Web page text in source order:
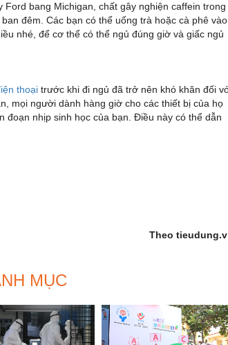
Ford bang Michigan, chất gây nghiện caffein trong
đêm. Các bạn có thể uống trà hoặc cà phê vào
nhé, để cơ thể có thể ngủ đúng giờ và giấc ngủ
thoại trước khi đi ngủ đã trở nên khó khăn đối
mọi người dành hàng giờ cho các thiết bị của họ
nhịp sinh học của bạn. Điều này có thể dẫn
Theo
MỤC